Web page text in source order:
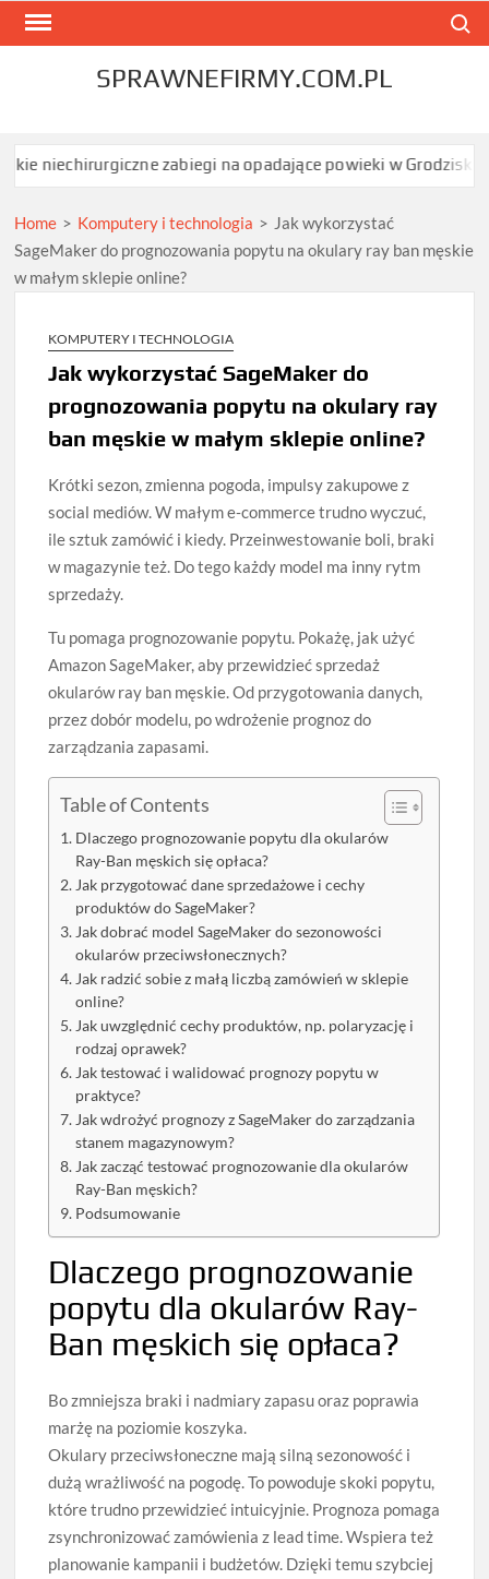
Skip
SPRAWNEFIRMY.COM.PL
zabiegi na opadające powieki w Grodzisku
Home > Komputery i technologia > Jak wykorzystać
SageMaker do prognozowania popytu na okulary ray ban męskie
w małym sklepie online?
KOMPUTERY I TECHNOLOGIA
Jak wykorzystać SageMaker do
prognozowania popytu na okulary ray
ban męskie w małym sklepie online?
Krótki sezon, zmienna pogoda, impulsy zakupowe z
social mediów. W małym e‑commerce trudno wyczuć,
ile sztuk zamówić i kiedy. Przeinwestowanie boli, braki
w magazynie też. Do tego każdy model ma inny rytm
sprzedaży.
Tu pomaga prognozowanie popytu. Pokażę, jak użyć
Amazon SageMaker, aby przewidzieć sprzedaż
okularów ray ban męskie. Od przygotowania danych,
przez dobór modelu, po wdrożenie prognoz do
zarządzania zapasami.
Table of Contents
Dlaczego prognozowanie popytu dla okularów
Ray-Ban męskich się opłaca?
Jak przygotować dane sprzedażowe i cechy
produktów do SageMaker?
Jak dobrać model SageMaker do sezonowości
okularów przeciwsłonecznych?
Jak radzić sobie z małą liczbą zamówień w sklepie
online?
Jak uwzględnić cechy produktów, np. polaryzację i
rodzaj oprawek?
Jak testować i walidować prognozy popytu w
praktyce?
Jak wdrożyć prognozy z SageMaker do zarządzania
stanem magazynowym?
Jak zacząć testować prognozowanie dla okularów
Ray-Ban męskich?
Podsumowanie
Dlaczego prognozowanie
popytu dla okularów Ray-
Ban męskich się opłaca?
Bo zmniejsza braki i nadmiary zapasu oraz poprawia
marżę na poziomie koszyka.
Okulary przeciwsłoneczne mają silną sezonowość i
dużą wrażliwość na pogodę. To powoduje skoki popytu,
które trudno przewidzieć intuicyjnie. Prognoza pomaga
zsynchronizować zamówienia z lead time. Wspiera też
planowanie kampanii i budżetów. Dzięki temu szybciej